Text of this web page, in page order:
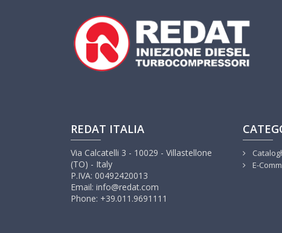
REDAT ITALIA
Via Calcatelli 3 - 10029 - Villastellone
(TO) - Italy
P.IVA: 00492420013
Email: info@redat.com
Phone: +39.011.9691111
E-